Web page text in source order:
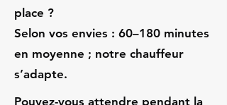
place ?
Selon vos envies : 60–180 minutes
en moyenne ; notre chauffeur
s’adapte.
Pouvez-vous attendre pendant la